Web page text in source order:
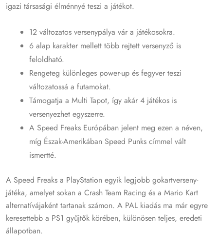
igazi társasági élménnyé teszi a játékot.
12 változatos versenypálya vár a játékosokra.
6 alap karakter mellett több rejtett versenyző is
feloldható.
Rengeteg különleges power-up és fegyver teszi
változatossá a futamokat.
Támogatja a Multi Tapot, így akár 4 játékos is
versenyezhet egyszerre.
A Speed Freaks Európában jelent meg ezen a néven,
míg Észak-Amerikában Speed Punks címmel vált
ismertté.
A Speed Freaks a PlayStation egyik legjobb gokartverseny-
játéka, amelyet sokan a Crash Team Racing és a Mario Kart
alternatívájaként tartanak számon. A PAL kiadás ma már egyre
keresettebb a PS1 gyűjtők körében, különösen teljes, eredeti
állapotban.